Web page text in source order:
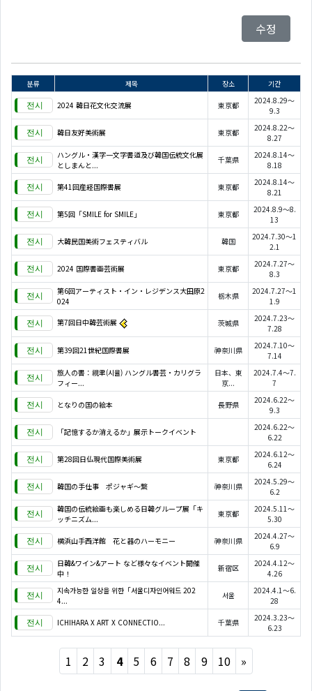
수정
분류 제목 장소 기간
2024 韓日花文化交流展 東京都
2024.8.29～
9.3
韓日友好美術展 東京都
2024.8.22～
8.27
ハングル・漢字一文字書道及び韓国伝統文化展
としまんと...
千葉県
2024.8.14～
8.18
第41回産経国際書展 東京都
2024.8.14～
8.21
第5回「SMILE for SMILE」 東京都
2024.8.9～8.
13
大韓民国美術フェスティバル 韓国
2024.7.30～1
2.1
2024 国際書画芸術展 東京都
2024.7.27～
8.3
第6回アーティスト・イン・レジデンス大田原2
024
栃木県
2024.7.27～1
1.9
第7回日中韓芸術展
茨城県
2024.7.23～
7.28
第39回21世紀国際書展 神奈川県
2024.7.10～
7.14
旅人の書：視聿(시율) ハングル書芸・カリグラ
フィー...
日本、東
京...
2024.7.4～7.
7
となりの国の絵本 長野県
2024.6.22～
9.3
「記憶するか消えるか」展示トークイベント
2024.6.22～
6.22
第28回日仏現代国際美術展 東京都
2024.6.12～
6.24
韓国の手仕事 ポジャギ～繋 神奈川県
2024.5.29～
6.2
韓国の伝統絵画も楽しめる日韓グループ展「キ
ッチニズム...
東京都
2024.5.11～
5.30
横浜山手西洋館 花と器のハーモニー 神奈川県
2024.4.27～
6.9
日韓&ワイン&アート など様々なイベント開催
中！
新宿区
2024.4.12～
4.26
지속가능한 일상을 위한「서울디자인어워드 202
4...
서울
2024.4.1～6.
28
ICHIHARA X ART X CONNECTIO... 千葉県
2024.3.23～
6.23
1 2 3 4 5 6 7 8 9 10 »